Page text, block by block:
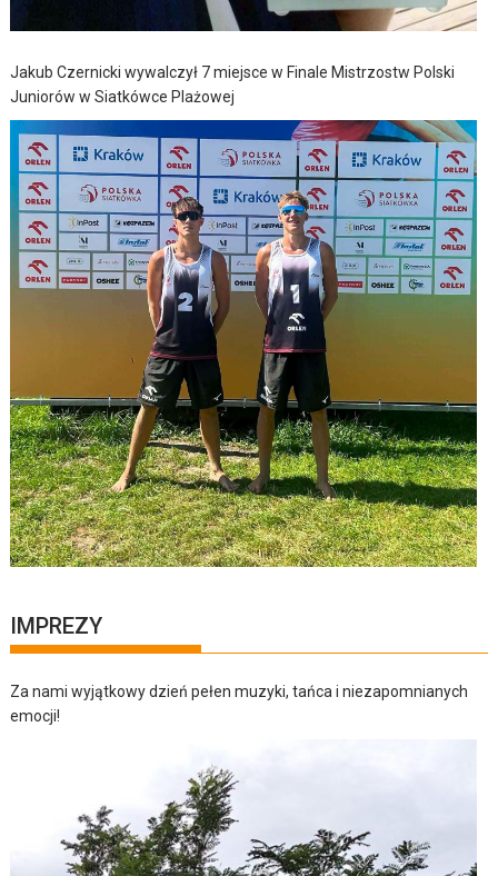
Jakub Czernicki wywalczył 7 miejsce w Finale Mistrzostw Polski
Juniorów w Siatkówce Plażowej
IMPREZY
Za nami wyjątkowy dzień pełen muzyki, tańca i niezapomnianych
emocji!